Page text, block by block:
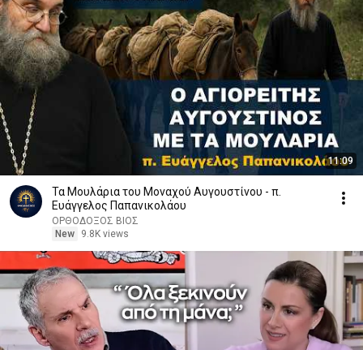
11:09
Τα Μουλάρια του Μοναχού Αυγουστίνου - π.
Ευάγγελος Παπανικολάου
ΟΡΘΟΔΟΞΟΣ ΒΙΟΣ
New
9.8K views